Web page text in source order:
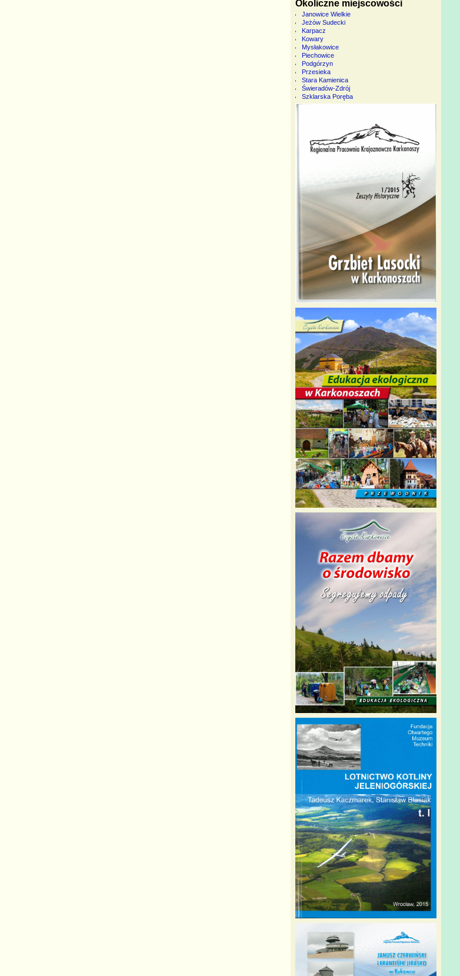
Okoliczne miejscowości
Janowice Wielkie
Jeżów Sudecki
Karpacz
Kowary
Mysłakowice
Piechowice
Podgórzyn
Przesieka
Stara Kamienica
Świeradów-Zdrój
Szklarska Poręba